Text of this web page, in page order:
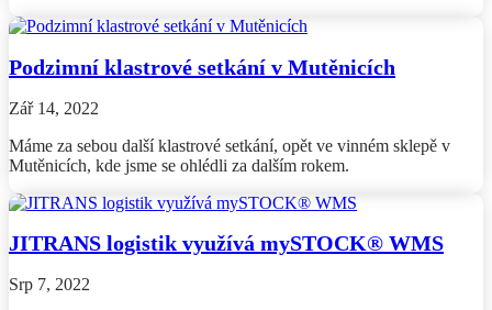
Podzimní klastrové setkání v Mutěnicích
Zář 14, 2022
Máme za sebou další klastrové setkání, opět ve vinném sklepě v
Mutěnicích, kde jsme se ohlédli za dalším rokem.
JITRANS logistik využívá mySTOCK® WMS
Srp 7, 2022